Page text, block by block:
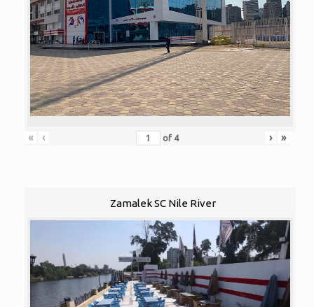
« ‹ of 4 › »
Zamalek SC Nile River